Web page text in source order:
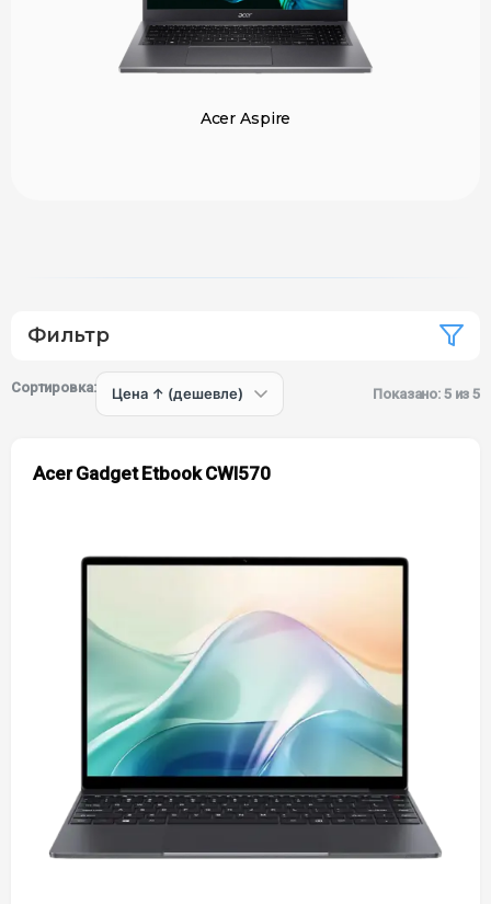
Acer Aspire
Фильтр
Сортировка: Показано: 5 из 5
Acer Gadget Etbook CWI570